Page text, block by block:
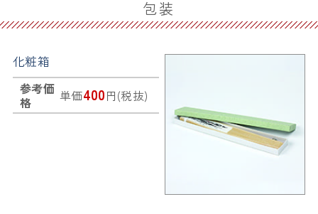
包装
化粧箱
参考価
格
単価400円(税抜)